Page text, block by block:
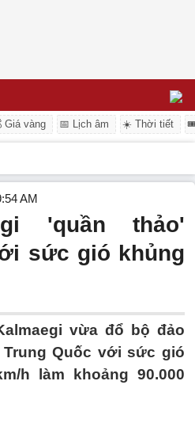
Giá vàng 📅 Lịch âm ☀️ Thời tiết
AM
'quần thảo'
sức gió khủng
vừa đổ bộ đảo
Trung Quốc với sức gió
h làm khoảng 90.000